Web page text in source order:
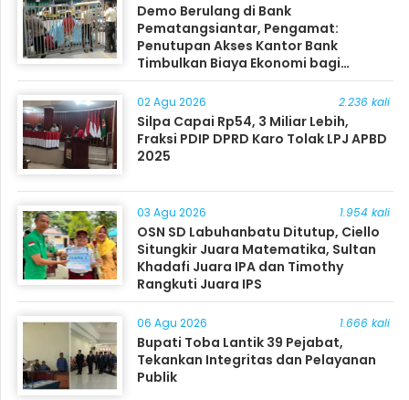
Demo Berulang di Bank
Pematangsiantar, Pengamat:
Penutupan Akses Kantor Bank
Timbulkan Biaya Ekonomi bagi
Masyarakat
02 Agu 2026 2.236 kali
Silpa Capai Rp54, 3 Miliar Lebih,
Fraksi PDIP DPRD Karo Tolak LPJ APBD
2025
03 Agu 2026 1.954 kali
OSN SD Labuhanbatu Ditutup, Ciello
Situngkir Juara Matematika, Sultan
Khadafi Juara IPA dan Timothy
Rangkuti Juara IPS
06 Agu 2026 1.666 kali
Bupati Toba Lantik 39 Pejabat,
Tekankan Integritas dan Pelayanan
Publik